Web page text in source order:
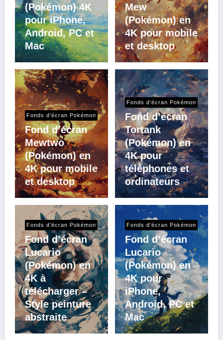
(Pokémon) 4K
pour iPhone,
Android, PC et
Mac
Mew
(Pokémon) en
4K pour mobile
et desktop
Fonds d’écran Pokémon
Fond d’écran
Mewtwo
(Pokémon) en
4K pour mobile
et desktop
Fonds d’écran Pokémon
Fond d’écran
Tortank
(Pokémon) en
4K pour
téléphones et
ordinateurs
Fonds d’écran Pokémon
Fond d’écran
Lucario
(Pokémon) en
4K à
télécharger –
Style peinture
abstraite
Fonds d’écran Pokémon
Fond d’écran
Lucario
(Pokémon) en
4K pour
iPhone,
Android, PC et
Mac